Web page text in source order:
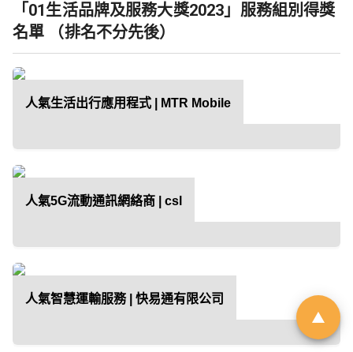
「01親子最愛生活品牌大
獎 2026」｜品牌招募
由於市場上針對幼兒階段的產品與
服務日趨多元，父母在決策時便需
依賴具備公信力的客觀指標作為參
考。《香港01》「01親子」頻道即
將舉辦第6屆「01親子最愛生活品牌
「01生活品牌及服務大獎2023」服務組別得獎
名單 （排名不分先後）
人氣生活出行應用程式 | MTR Mobile
人氣5G流動通訊網絡商 | csl
人氣智慧運輸服務 | 快易通有限公司